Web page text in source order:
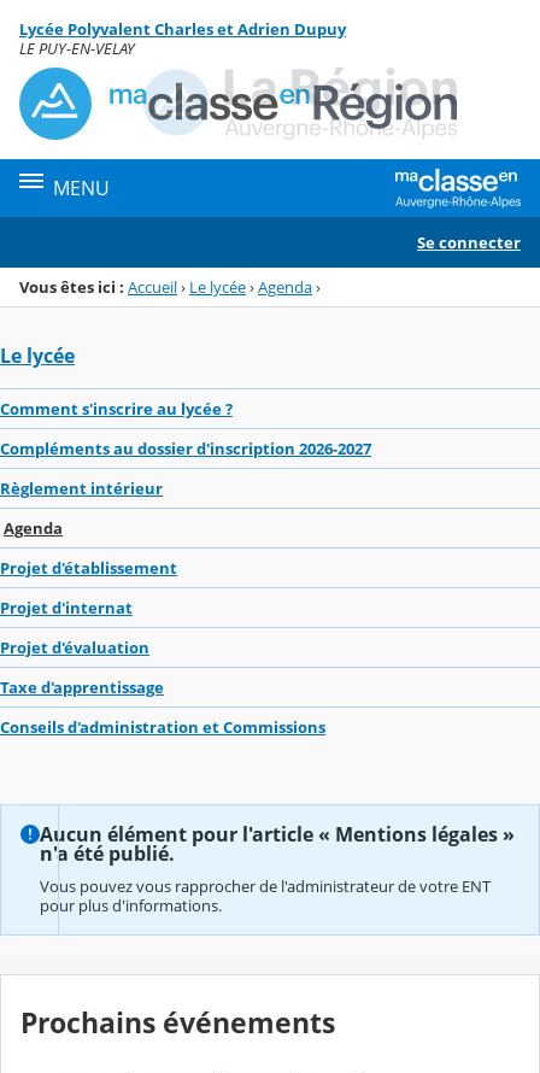
Menu de la rubrique
Contenu
Lycée Polyvalent Charles et Adrien Dupuy
LE PUY-EN-VELAY
MENU
Se connecter
Vous êtes ici : Accueil› Le lycée›Agenda›
Le lycée
Comment s'inscrire au lycée ?
Compléments au dossier d'inscription 2026-2027
Règlement intérieur
Agenda
Projet d'établissement
Projet d'internat
Projet d'évaluation
Taxe d'apprentissage
Conseils d'administration et Commissions
Aucun élément pour l'article « Mentions légales »
n'a été publié.
Vous pouvez vous rapprocher de l'administrateur de votre ENT
pour plus d'informations.
Prochains événements